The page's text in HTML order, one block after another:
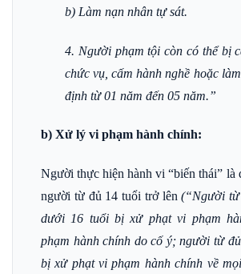
b) Làm nạn nhân tự sát.
4. Người phạm tội còn có thể bị
chức vụ, cấm hành nghề hoặc
định từ 01 năm đến 05 năm.”
b) Xử lý vi phạm hành chính:
Người thực hiện hành vi “biến thái” là
người từ đủ 14 tuổi trở lên(“Người từ
dưới 16 tuổi bị xử phạt vi phạm
phạm hành chính do cố ý; người từ
bị xử phạt vi phạm hành chính về